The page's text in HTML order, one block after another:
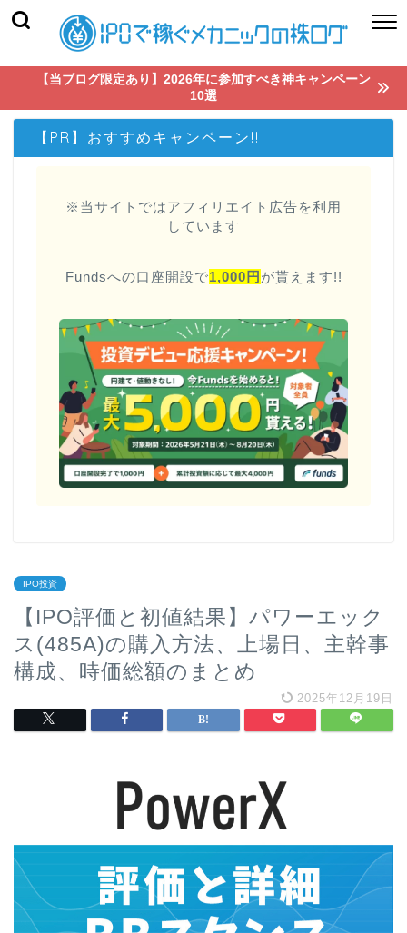
【当ブログ限定あり】2026年に参加すべき神キャンペーン
10選
【PR】おすすめキャンペーン!!
※当サイトではアフィリエイト広告を利用
しています
Fundsへの口座開設で1,000円 が貰えます!!
IPO投資
【IPO評価と初値結果】パワーエック
ス(485A)の購入方法、上場日、主幹事
構成、時価総額のまとめ
2025年12月19日